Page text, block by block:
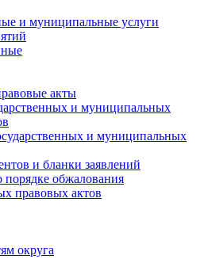
и муниципальные услуги
акты
и муниципальных
и муниципальных
и бланки заявлений
обжалования
правовых актов
округа